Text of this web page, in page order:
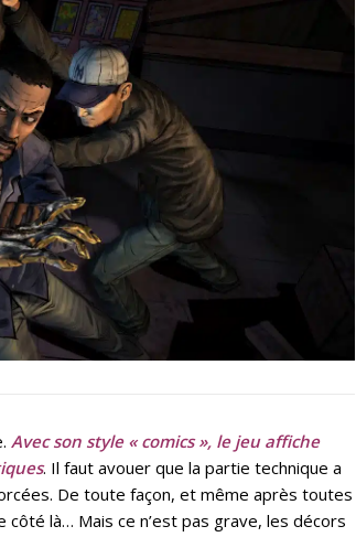
Avec son style « comics », le jeu affiche
. Il faut avouer que la partie technique a
De toute façon, et même après toutes
là… Mais ce n’est pas grave, les décors